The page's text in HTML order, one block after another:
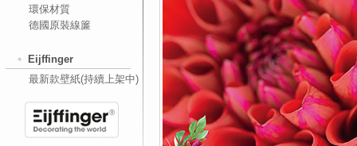
環保材質
德國原裝線簾
Eijffinger
最新款壁紙(持續上架中)